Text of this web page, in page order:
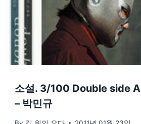
소설. 3/100 Double side A
– 박민규